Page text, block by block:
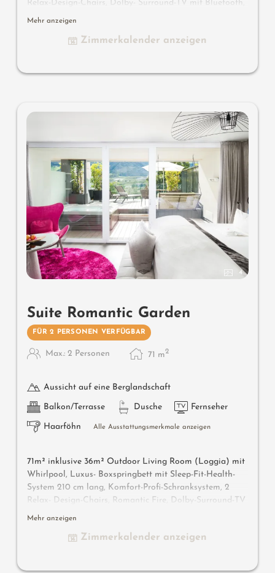
Relax-Design-Chairs, Dolby- Surround-TV mit Bluetooth,
Koffer-Designbar mit Wein-, Nespresso- & Teedesk,
Sound-System, Lady-Beauty-Desk, getrennter Waschtisch
Mehr anzeigen
Zimmerkalender anzeigen
4
Suite Romantic Garden
FÜR 2 PERSONEN VERFÜGBAR
Max.: 2 Personen 71 m2
Aussicht auf eine Berglandschaft
Balkon/Terrasse Dusche Fernseher
Haarföhn Alle Ausstattungsmerkmale anzeigen
71m² inklusive 36m² Outdoor Living Room (Loggia) mit
Whirlpool, Luxus- Boxspringbett mit Sleep-Fit-Health-
System 210 cm lang, Komfort-Profi-Schranksystem, 2
Relax- Design-Chairs, Romantic Fire, Dolby-Surround-TV
mit Bluetooth, Minibar mit Wein-, Nespresso- & Teedesk,
& Sound- System, Lady-Beauty-Desk, getrennter
Mehr anzeigen
Zimmerkalender anzeigen